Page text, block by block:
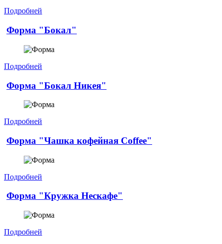
Подробней
Форма "Бокал"
Подробней
Форма "Бокал Никея"
Подробней
Форма "Чашка кофейная Coffee"
Подробней
Форма "Кружка Нескафе"
Подробней